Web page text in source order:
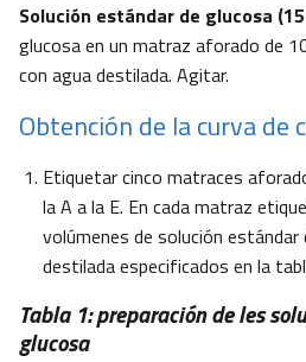
Solución estándar de glucosa
glucosa en un matraz aforado de
con agua destilada. Agitar.
Obtención de la curva de
Etiquetar cinco matraces
la A a la E. En cada matraz
volúmenes de solución
destilada especificados en la
Tabla 1: preparación de les
glucosa